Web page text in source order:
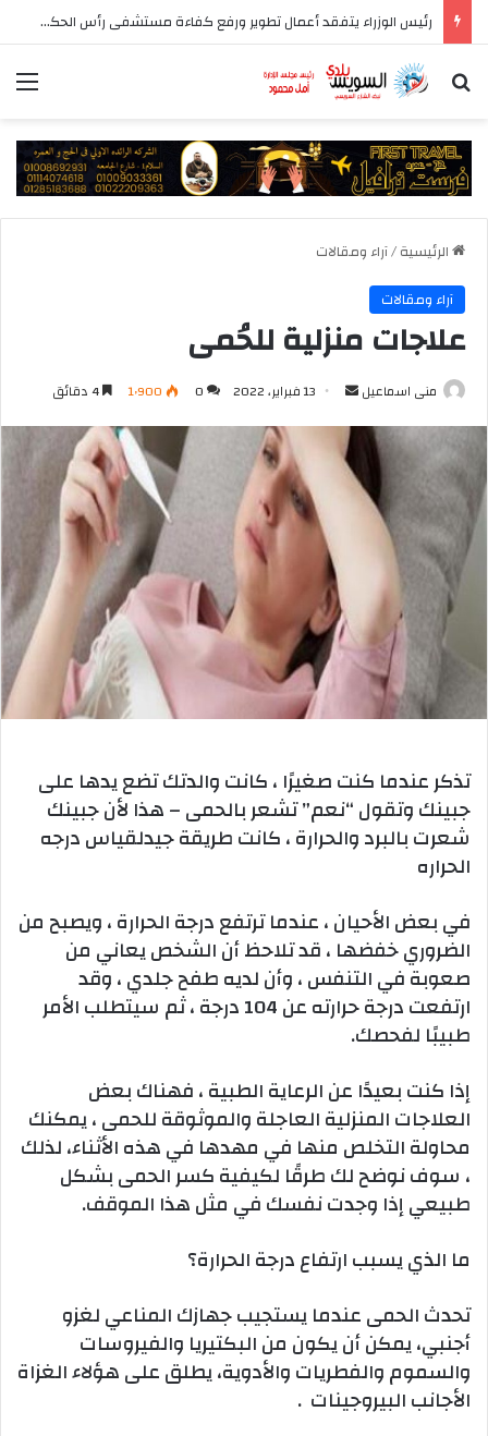
رئيس الوزراء يتفقد أعمال تطوير ورفع كفاءة مستشفى رأس الحكمة المركزي
بحث عن
الرئيسية/آراء ومقالات
آراء ومقالات
علاجات منزلية للحُمى
منى اسماعيل
أرسل
إلكترونيا
13 فبراير، 2022 0 1٬900
تذكر عندما كنت صغيرًا ، كانت والدتك تضع يدها على
جبينك وتقول “نعم” تشعر بالحمى – هذا لأن جبينك
شعرت بالبرد والحرارة ، كانت طريقة جيدلقياس درجه
الحراره
في بعض الأحيان ، عندما ترتفع درجة الحرارة ، ويصبح من
الضروري خفضها ، قد تلاحظ أن الشخص يعاني من
صعوبة في التنفس ، وأن لديه طفح جلدي ، وقد
ارتفعت درجة حرارته عن 104 درجة ، ثم سيتطلب الأمر
طبيبًا لفحصك.
إذا كنت بعيدًا عن الرعاية الطبية ، فهناك بعض
العلاجات المنزلية العاجلة والموثوقة للحمى ، يمكنك
محاولة التخلص منها في مهدها في هذه الأثناء، لذلك
، سوف نوضح لك طرقًا لكيفية كسر الحمى بشكل
طبيعي إذا وجدت نفسك في مثل هذا الموقف.
ما الذي يسبب ارتفاع درجة الحرارة؟
تحدث الحمى عندما يستجيب جهازك المناعي لغزو
أجنبي، يمكن أن يكون من البكتيريا والفيروسات
والسموم والفطريات والأدوية، يطلق على هؤلاء الغزاة
الأجانب البيروجينات .